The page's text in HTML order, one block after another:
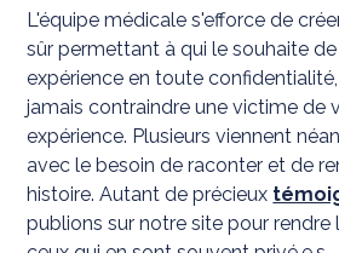
L'équipe médicale s'efforce de
sûr permettant à qui le souhaite
expérience en toute
jamais contraindre une victime de
expérience. Plusieurs viennent
avec le besoin de raconter et de
histoire. Autant de précieux
publions sur notre site pour rendre